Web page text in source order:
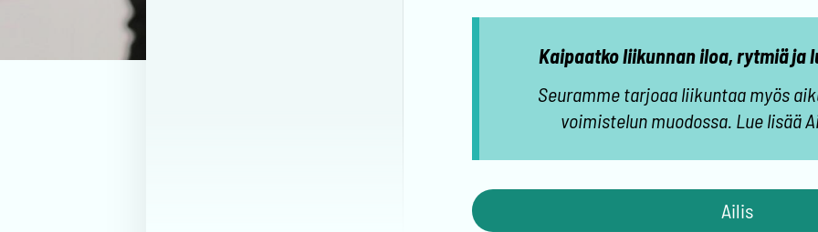
Kaipaatko liikunnan iloa, rytmiä ja
Seuramme tarjoaa liikuntaa myös
voimistelun muodossa. Lue lisää
Ailis